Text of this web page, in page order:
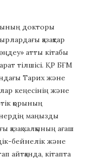
докторы
қазақтар
атты кітабы
тілшісі. ҚР БҒМ
Тарих және
кеңесінің және
қорының
маңызды
халқының ағаш
бейнелік және
айтқанда, кітапта